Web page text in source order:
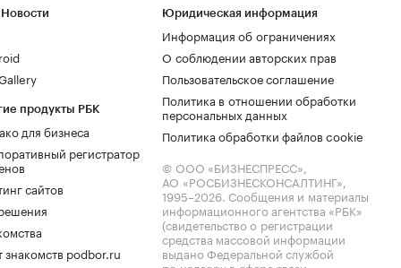
продукты РБК
для бизнеса
регистратор
сайтов
знакомств podbor.ru
Юридическая информация
Информация об ограничениях
О соблюдении авторских прав
Пользовательское соглашение
Политика в отношении обработки
персональных данных
Политика обработки файлов cookie
© ООО «БИЗНЕСПРЕСС»,
АО «РОСБИЗНЕСКОНСАЛТИНГ»,
1995–2026. Сообщения и материалы
информационного агентства «РБК»
(свидетельство о регистрации
средства массовой информации
выдано Федеральной службой